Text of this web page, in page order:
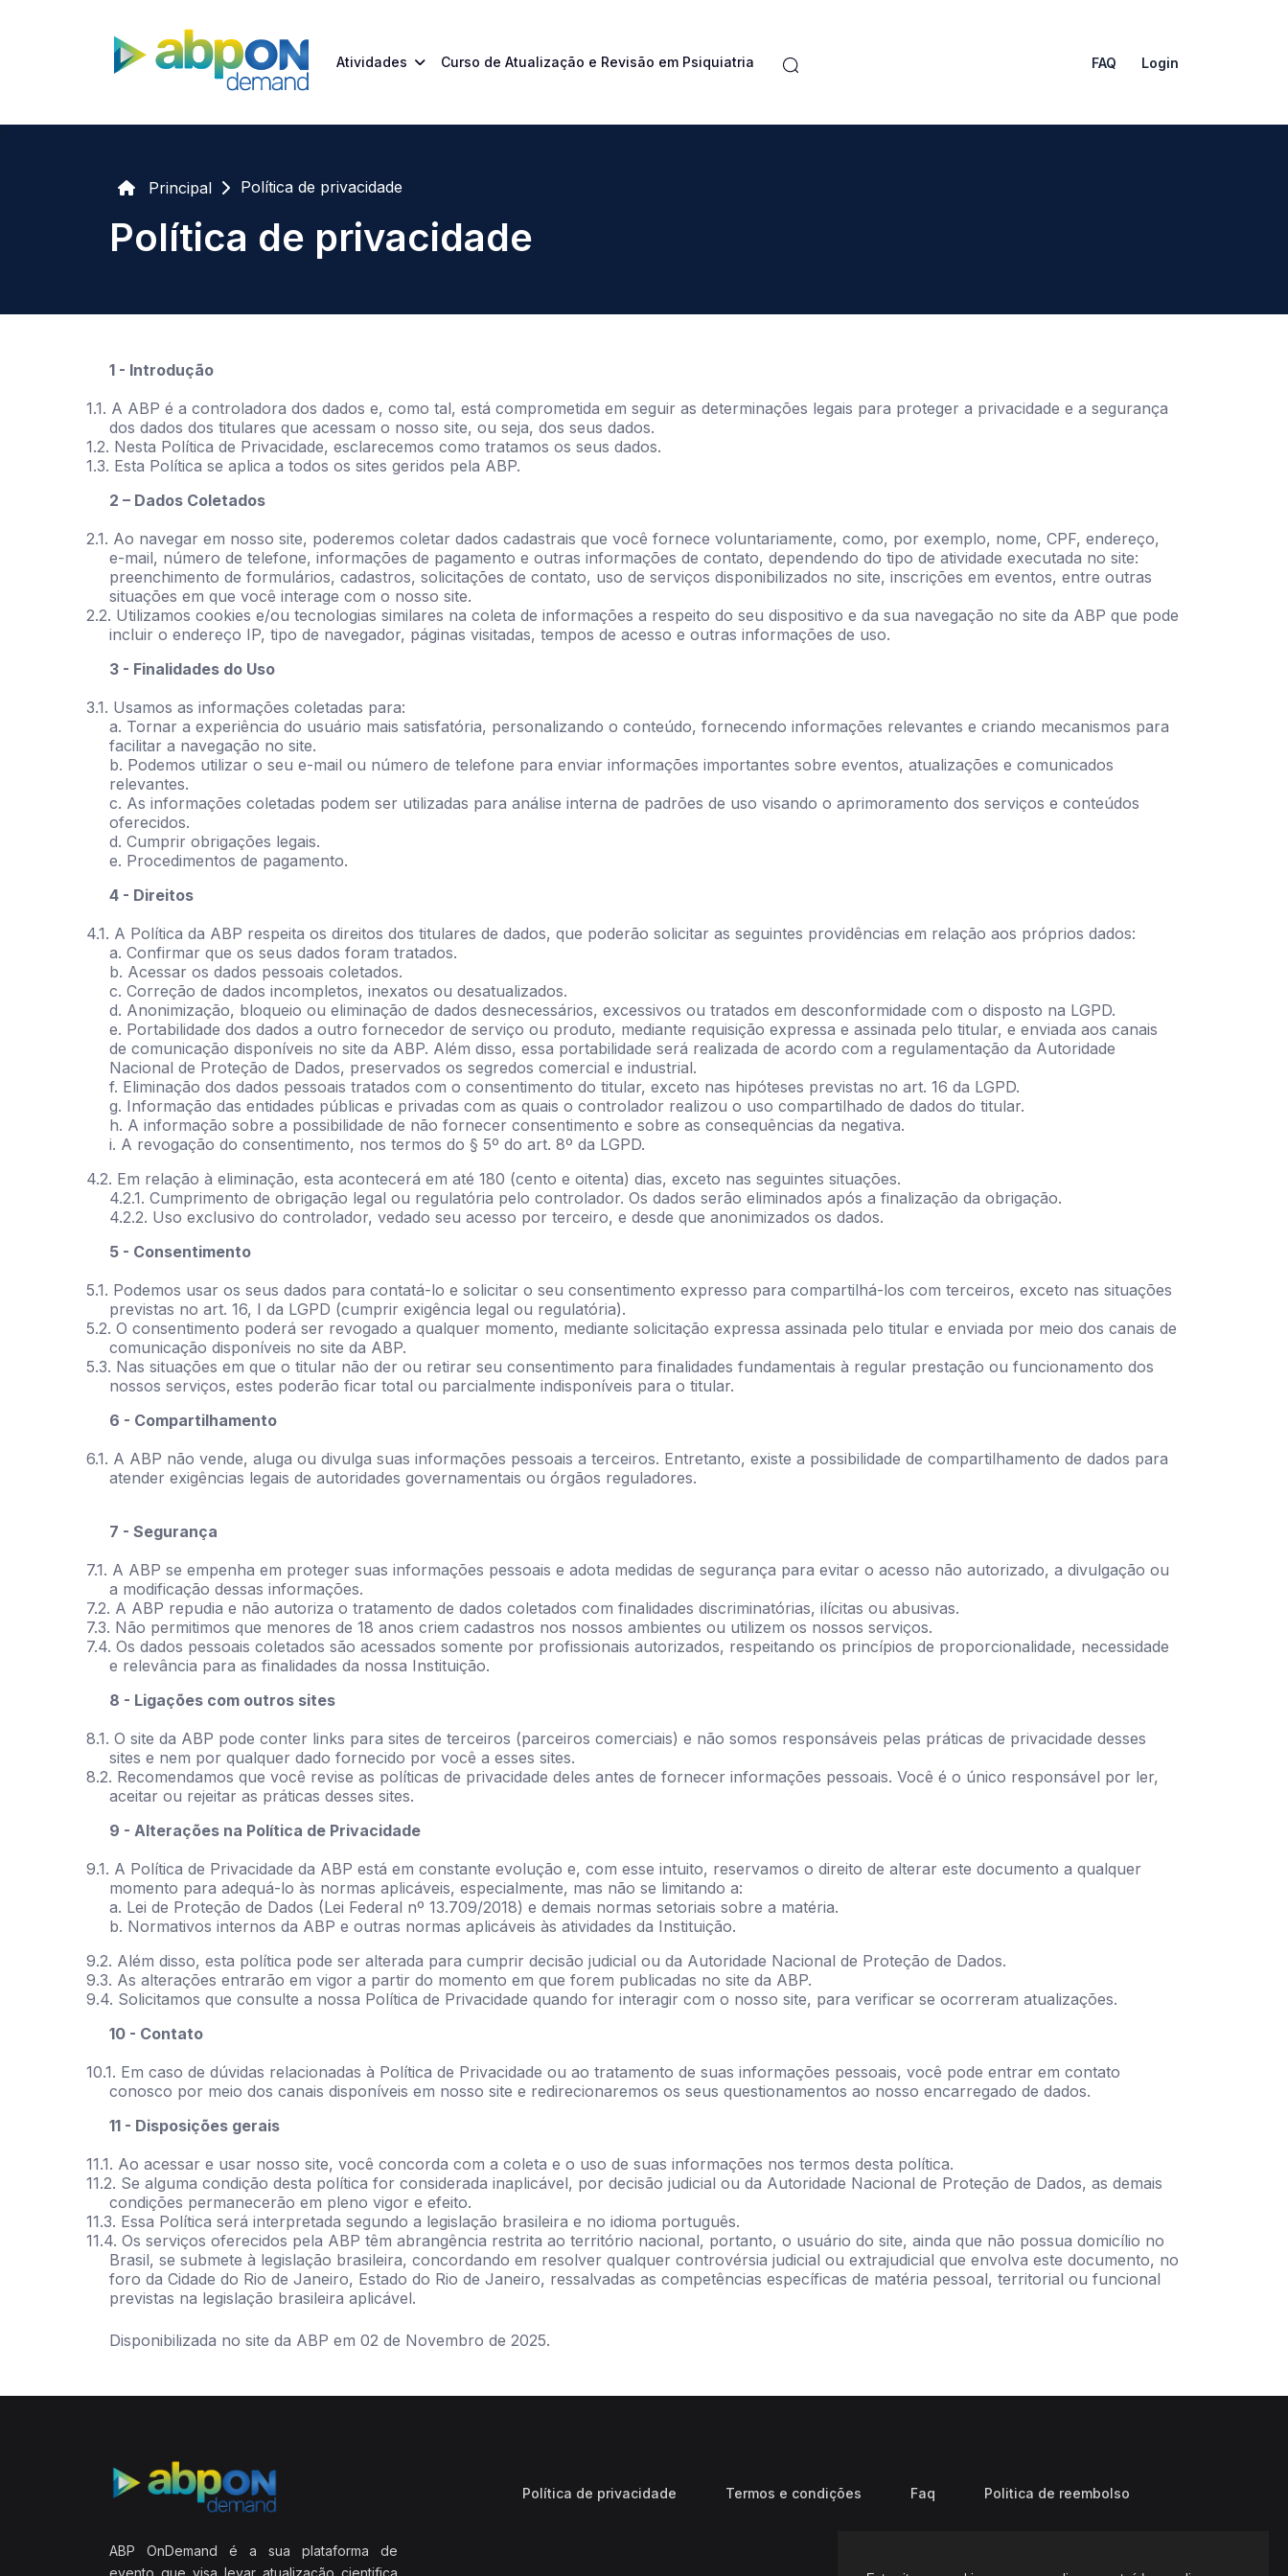
Atividades Curso de Atualização e Revisão em Psiquiatria FAQ Login
Principal Política de privacidade
Política de privacidade
1 - Introdução
1.1. A ABP é a controladora dos dados e, como tal, está comprometida em seguir as determinações legais para proteger a privacidade e a segurança
dos dados dos titulares que acessam o nosso site, ou seja, dos seus dados.
1.2. Nesta Política de Privacidade, esclarecemos como tratamos os seus dados.
1.3. Esta Política se aplica a todos os sites geridos pela ABP.
2 – Dados Coletados
2.1. Ao navegar em nosso site, poderemos coletar dados cadastrais que você fornece voluntariamente, como, por exemplo, nome, CPF, endereço,
e-mail, número de telefone, informações de pagamento e outras informações de contato, dependendo do tipo de atividade executada no site:
preenchimento de formulários, cadastros, solicitações de contato, uso de serviços disponibilizados no site, inscrições em eventos, entre outras
situações em que você interage com o nosso site.
2.2. Utilizamos cookies e/ou tecnologias similares na coleta de informações a respeito do seu dispositivo e da sua navegação no site da ABP que pode
incluir o endereço IP, tipo de navegador, páginas visitadas, tempos de acesso e outras informações de uso.
3 - Finalidades do Uso
3.1. Usamos as informações coletadas para:
a. Tornar a experiência do usuário mais satisfatória, personalizando o conteúdo, fornecendo informações relevantes e criando mecanismos para
facilitar a navegação no site.
b. Podemos utilizar o seu e-mail ou número de telefone para enviar informações importantes sobre eventos, atualizações e comunicados
relevantes.
c. As informações coletadas podem ser utilizadas para análise interna de padrões de uso visando o aprimoramento dos serviços e conteúdos
oferecidos.
d. Cumprir obrigações legais.
e. Procedimentos de pagamento.
4 - Direitos
4.1. A Política da ABP respeita os direitos dos titulares de dados, que poderão solicitar as seguintes providências em relação aos próprios dados:
a. Confirmar que os seus dados foram tratados.
b. Acessar os dados pessoais coletados.
c. Correção de dados incompletos, inexatos ou desatualizados.
d. Anonimização, bloqueio ou eliminação de dados desnecessários, excessivos ou tratados em desconformidade com o disposto na LGPD.
e. Portabilidade dos dados a outro fornecedor de serviço ou produto, mediante requisição expressa e assinada pelo titular, e enviada aos canais
de comunicação disponíveis no site da ABP. Além disso, essa portabilidade será realizada de acordo com a regulamentação da Autoridade
Nacional de Proteção de Dados, preservados os segredos comercial e industrial.
f. Eliminação dos dados pessoais tratados com o consentimento do titular, exceto nas hipóteses previstas no art. 16 da LGPD.
g. Informação das entidades públicas e privadas com as quais o controlador realizou o uso compartilhado de dados do titular.
h. A informação sobre a possibilidade de não fornecer consentimento e sobre as consequências da negativa.
i. A revogação do consentimento, nos termos do § 5º do art. 8º da LGPD.
4.2. Em relação à eliminação, esta acontecerá em até 180 (cento e oitenta) dias, exceto nas seguintes situações.
4.2.1. Cumprimento de obrigação legal ou regulatória pelo controlador. Os dados serão eliminados após a finalização da obrigação.
4.2.2. Uso exclusivo do controlador, vedado seu acesso por terceiro, e desde que anonimizados os dados.
5 - Consentimento
5.1. Podemos usar os seus dados para contatá-lo e solicitar o seu consentimento expresso para compartilhá-los com terceiros, exceto nas situações
previstas no art. 16, I da LGPD (cumprir exigência legal ou regulatória).
5.2. O consentimento poderá ser revogado a qualquer momento, mediante solicitação expressa assinada pelo titular e enviada por meio dos canais de
comunicação disponíveis no site da ABP.
5.3. Nas situações em que o titular não der ou retirar seu consentimento para finalidades fundamentais à regular prestação ou funcionamento dos
nossos serviços, estes poderão ficar total ou parcialmente indisponíveis para o titular.
6 - Compartilhamento
6.1. A ABP não vende, aluga ou divulga suas informações pessoais a terceiros. Entretanto, existe a possibilidade de compartilhamento de dados para
atender exigências legais de autoridades governamentais ou órgãos reguladores.
7 - Segurança
7.1. A ABP se empenha em proteger suas informações pessoais e adota medidas de segurança para evitar o acesso não autorizado, a divulgação ou
a modificação dessas informações.
7.2. A ABP repudia e não autoriza o tratamento de dados coletados com finalidades discriminatórias, ilícitas ou abusivas.
7.3. Não permitimos que menores de 18 anos criem cadastros nos nossos ambientes ou utilizem os nossos serviços.
7.4. Os dados pessoais coletados são acessados somente por profissionais autorizados, respeitando os princípios de proporcionalidade, necessidade
e relevância para as finalidades da nossa Instituição.
8 - Ligações com outros sites
8.1. O site da ABP pode conter links para sites de terceiros (parceiros comerciais) e não somos responsáveis pelas práticas de privacidade desses
sites e nem por qualquer dado fornecido por você a esses sites.
8.2. Recomendamos que você revise as políticas de privacidade deles antes de fornecer informações pessoais. Você é o único responsável por ler,
aceitar ou rejeitar as práticas desses sites.
9 - Alterações na Política de Privacidade
9.1. A Política de Privacidade da ABP está em constante evolução e, com esse intuito, reservamos o direito de alterar este documento a qualquer
momento para adequá-lo às normas aplicáveis, especialmente, mas não se limitando a:
a. Lei de Proteção de Dados (Lei Federal nº 13.709/2018) e demais normas setoriais sobre a matéria.
b. Normativos internos da ABP e outras normas aplicáveis às atividades da Instituição.
9.2. Além disso, esta política pode ser alterada para cumprir decisão judicial ou da Autoridade Nacional de Proteção de Dados.
9.3. As alterações entrarão em vigor a partir do momento em que forem publicadas no site da ABP.
9.4. Solicitamos que consulte a nossa Política de Privacidade quando for interagir com o nosso site, para verificar se ocorreram atualizações.
10 - Contato
10.1. Em caso de dúvidas relacionadas à Política de Privacidade ou ao tratamento de suas informações pessoais, você pode entrar em contato
conosco por meio dos canais disponíveis em nosso site e redirecionaremos os seus questionamentos ao nosso encarregado de dados.
11 - Disposições gerais
11.1. Ao acessar e usar nosso site, você concorda com a coleta e o uso de suas informações nos termos desta política.
11.2. Se alguma condição desta política for considerada inaplicável, por decisão judicial ou da Autoridade Nacional de Proteção de Dados, as demais
condições permanecerão em pleno vigor e efeito.
11.3. Essa Política será interpretada segundo a legislação brasileira e no idioma português.
11.4. Os serviços oferecidos pela ABP têm abrangência restrita ao território nacional, portanto, o usuário do site, ainda que não possua domicílio no
Brasil, se submete à legislação brasileira, concordando em resolver qualquer controvérsia judicial ou extrajudicial que envolva este documento, no
foro da Cidade do Rio de Janeiro, Estado do Rio de Janeiro, ressalvadas as competências específicas de matéria pessoal, territorial ou funcional
previstas na legislação brasileira aplicável.
Disponibilizada no site da ABP em 02 de Novembro de 2025.
ABP OnDemand é a sua plataforma de
evento que visa levar atualização cientifica
Política de privacidade Termos e condições Faq Politica de reembolso